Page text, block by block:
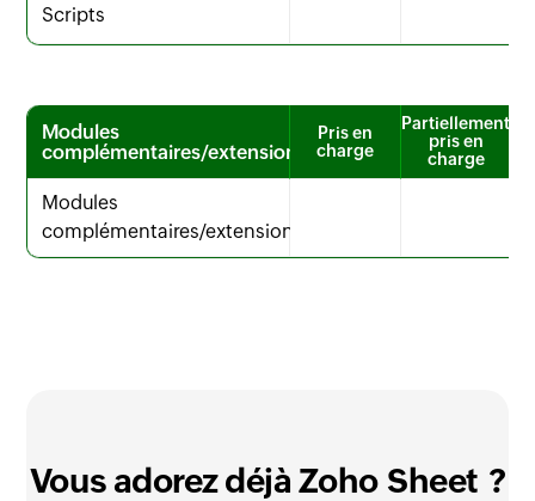
Scripts
Modules
complémentaires/extensions
Pris en
charge
Partiellement
pris en
charge
Modules
complémentaires/extensions
Vous adorez déjà Zoho Sheet ?